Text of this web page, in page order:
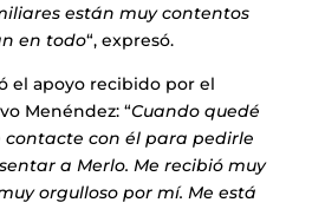
están muy contentos
en todo“, expresó.
el apoyo recibido por el
Menéndez: “Cuando quedé
contacte con él para pedirle
a Merlo. Me recibió muy
orgulloso por mí. Me está